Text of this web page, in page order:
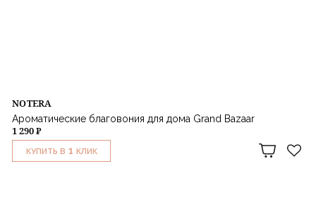
NOTERA
Ароматические благовония для дома Grand Bazaar
1 290 ₽
КУПИТЬ В 1 КЛИК